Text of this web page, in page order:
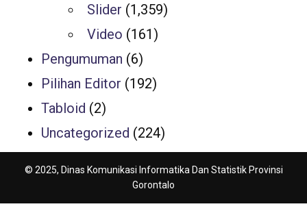
Slider (1,359)
Video (161)
Pengumuman (6)
Pilihan Editor (192)
Tabloid (2)
Uncategorized (224)
© 2025, Dinas Komunikasi Informatika Dan Statistik Provinsi
Gorontalo